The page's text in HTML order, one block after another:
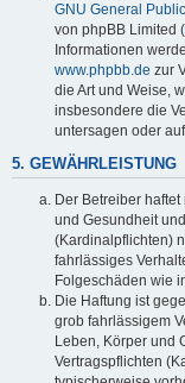
GNU General
von phpBB Limited (
Informationen
www.phpbb.de zur
die Art und Weise,
insbesondere die
untersagen oder
5. GEWÄHRLEISTUNG
Der Betreiber
und Gesundheit
(Kardinalpflichten)
fahrlässiges
Folgeschäden wie
Die Haftung ist
grob fahrlässigem
Leben, Körper und
Vertragspflichten